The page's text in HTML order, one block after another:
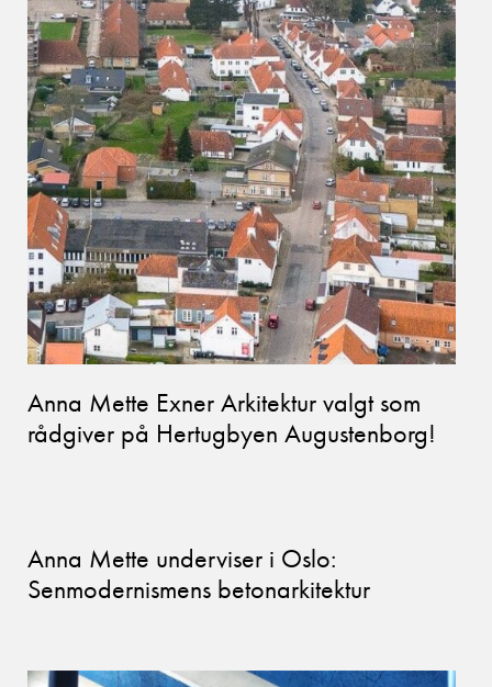
Anna Mette Exner Arkitektur valgt som
rådgiver på Hertugbyen Augustenborg!
Anna Mette underviser i Oslo:
Senmodernismens betonarkitektur